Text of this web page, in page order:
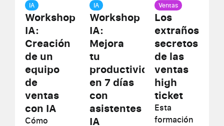
IA
Workshop
IA:
Creación
de un
equipo
de
ventas
con IA
Cómo
IA
Workshop
IA:
Mejora
tu
productividad
en 7 días
con
asistentes
IA
Ventas
Los
extraños
secretos
de las
ventas
high
ticket
Esta
formación